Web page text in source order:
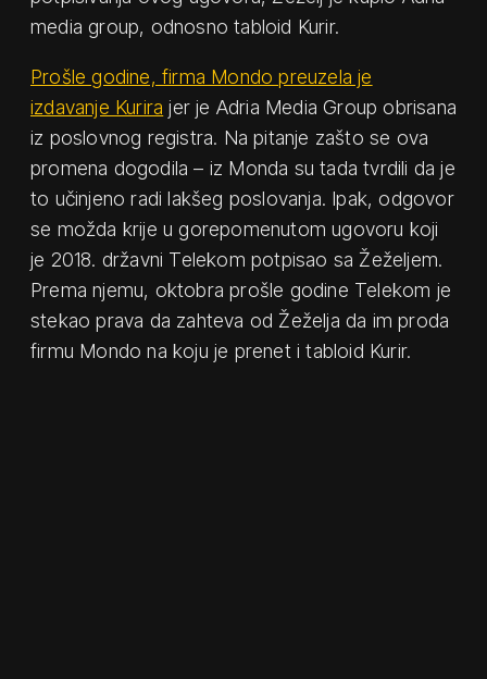
media group, odnosno tabloid Kurir.
Prošle godine, firma Mondo preuzela je
izdavanje Kurira jer je Adria Media Group obrisana
iz poslovnog registra. Na pitanje zašto se ova
promena dogodila – iz Monda su tada tvrdili da je
to učinjeno radi lakšeg poslovanja. Ipak, odgovor
se možda krije u gorepomenutom ugovoru koji
je 2018. državni Telekom potpisao sa Žeželjem.
Prema njemu, oktobra prošle godine Telekom je
stekao prava da zahteva od Žeželja da im proda
firmu Mondo na koju je prenet i tabloid Kurir.